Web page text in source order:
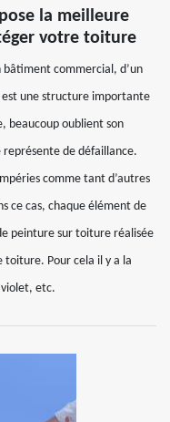
la meilleure
votre toiture
bâtiment commercial, d’un
une structure importante
beaucoup oublient son
de défaillance.
comme tant d’autres
ce cas, chaque élément de
peinture sur toiture réalisée
Pour cela il y a la
etc.